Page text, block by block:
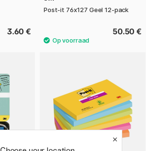
3.60 €
Post-it 76x127 Geel 12-pack
50.50 €